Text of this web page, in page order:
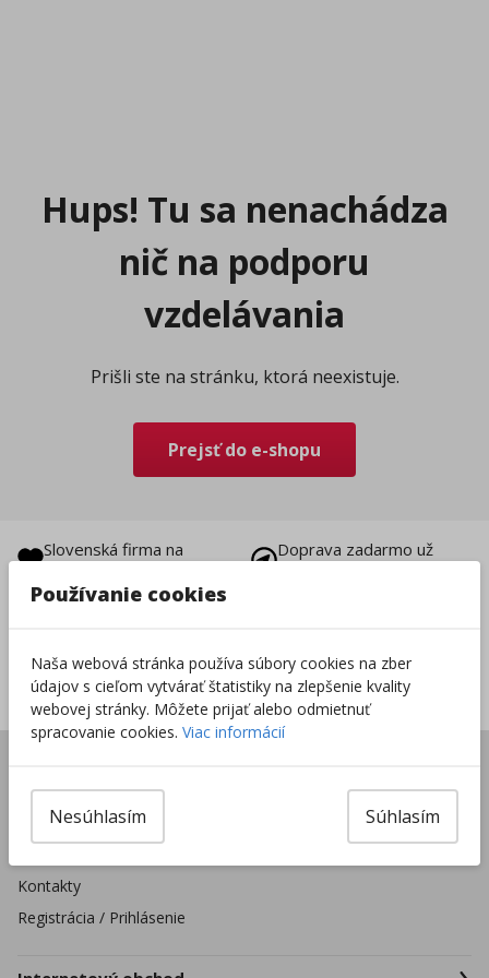
Hups! Tu sa nenachádza
nič na podporu
vzdelávania
Prišli ste na stránku, ktorá neexistuje.
Prejsť do e-shopu
Slovenská firma na
Doprava zadarmo už
Sieť predajní po celej
SR
Predajne
Pre školské zariadenia
Kontakty
Registrácia / Prihlásenie
Používanie cookies
Naša webová stránka používa súbory cookies na zber
údajov s cieľom vytvárať štatistiky na zlepšenie kvality
webovej stránky. Môžete prijať alebo odmietnuť
spracovanie cookies. Viac informácií
Súhlasím
Nesúhlasím